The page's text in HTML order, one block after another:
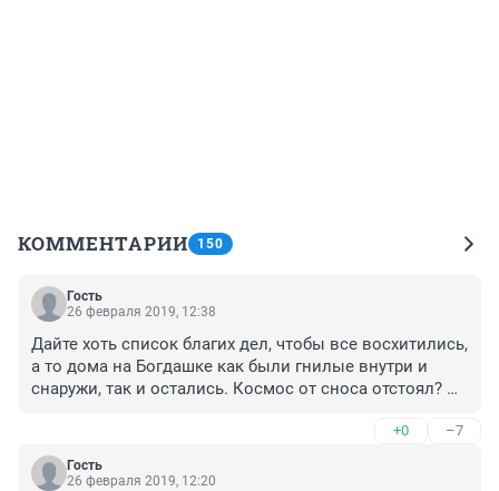
КОММЕНТАРИИ 150
Гость
26 февраля 2019, 12:38
Дайте хоть список благих дел, чтобы все восхитились,
а то дома на Богдашке как были гнилые внутри и
снаружи, так и остались. Космос от сноса отстоял?
культурное наследие, он сгнил еще 20 лет назад, я
еще ребенком была, он сыпался весь.
+0 –7
Гость
26 февраля 2019, 12:20